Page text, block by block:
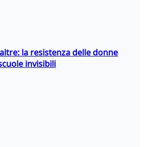
la resistenza delle donne
invisibili